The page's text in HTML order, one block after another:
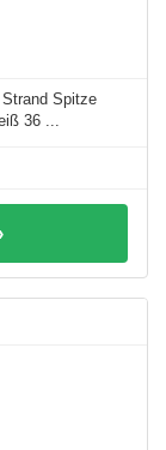
Spitze
36 ...